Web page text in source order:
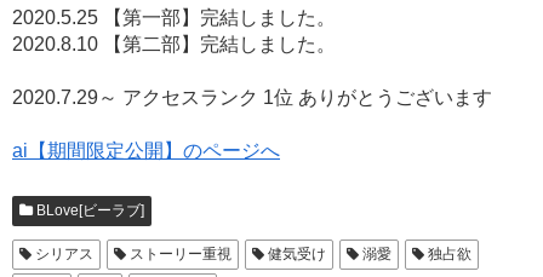
2020.5.25 【第一部】完結しました。
2020.8.10 【第二部】完結しました。
2020.7.29～ アクセスランク 1位 ありがとうございます
ai【期間限定公開】のページへ
BLove[ビーラブ]
シリアス ストーリー重視 健気受け 溺愛
独占欲